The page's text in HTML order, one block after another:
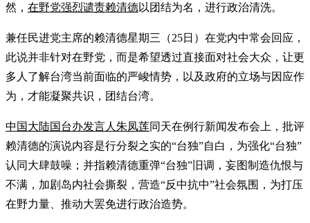
然， 在野党强烈谴责赖清德以团结为名，进行政治清洗。
兼任民进党主席的赖清德星期三（25日）在党内中常会回应，
此说并非针对在野党，而是希望透过直接面对社会大众，让更
多人了解台湾当前面临的严峻情势，以及政府的立场与因应作
为，才能凝聚共识，团结台湾。
中国大陆国台办发言人朱凤莲同天在例行新闻发布会上，批评
赖清德的演说内容是行分裂之实的“台独”自白，为强化“台独”
认同大肆鼓噪；并指赖清德重弹“台独”旧调，妄图制造仇恨与
不满，加剧岛内社会撕裂，营造“反中抗中”社会氛围，为打压
在野力量、推动大罢免进行政治造势。